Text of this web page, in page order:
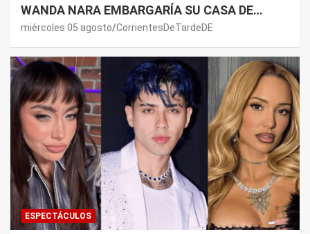
WANDA NARA EMBARGARÍA SU CASA DE
NORDELTA: “NECESITAN RASCAR DE ALGÚN
miércoles 05 agosto CorrientesDeTardeDE
ESPECTÁCULOS